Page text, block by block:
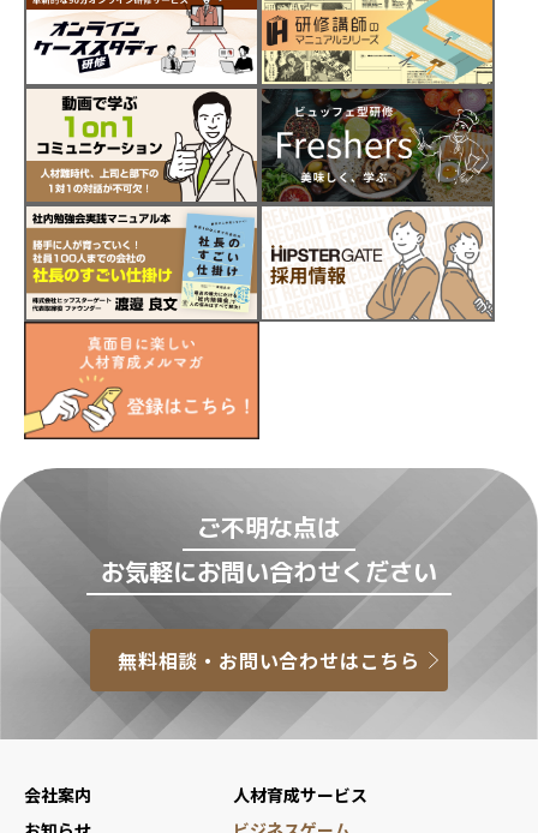
ご不明な点は
お気軽にお問い合わせください
無料相談・お問い合わせはこちら
会社案内
人材育成サービス